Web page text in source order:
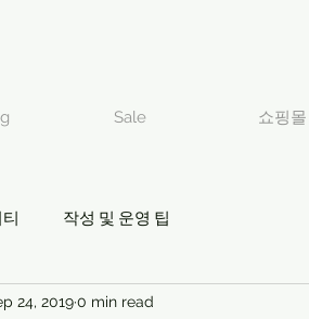
Sale 쇼핑몰
작성 및 운영 팁
24, 20190 min read